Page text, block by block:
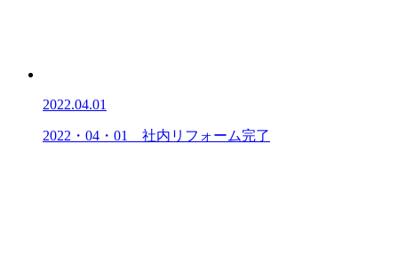
2022.04.01
2022・04・01 社内リフォーム完了